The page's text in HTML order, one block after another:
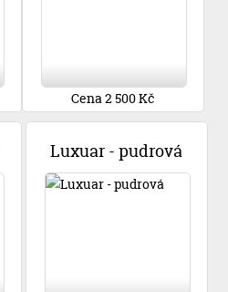
Cena 2 500 Kč
Luxuar - pudrová